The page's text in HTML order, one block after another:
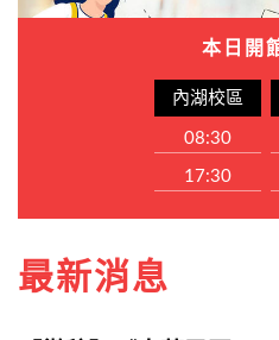
本日開
內湖校區
08:30
17:30
最新消息